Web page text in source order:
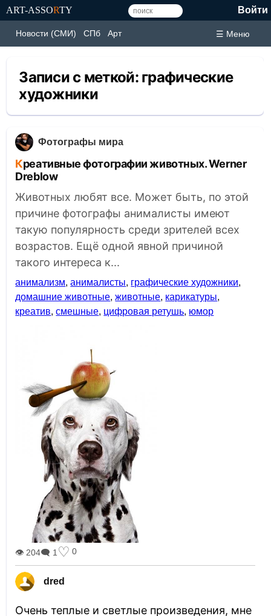
ART-ASSORTY Войти
Новости (СМИ) СПб Арт ☰ Меню
Записи с меткой: графические
художники
Фотографы мира
Креативные фотографии животных. Werner
Dreblow
Животных любят все. Может быть, по этой
причине фотографы анималисты имеют
такую популярность среди зрителей всех
возрастов. Ещё одной явной причиной
такого интереса к...
анимализм,анималисты, графические художники,
домашние животные,животные, карикатуры,
креатив,смешные, цифровая ретушь, юмор
👁 204🗨 1 ♡ 0
dred
Очень теплые и светлые произведения, мне